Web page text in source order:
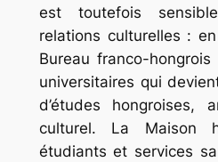
est toutefois
relations culturelles :
Bureau franco-
universitaires qui
d’études hongroises,
culturel. La Maison
étudiants et services